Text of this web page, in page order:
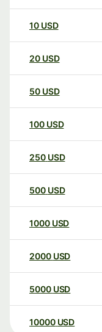
10 USD
20 USD
50 USD
100 USD
250 USD
500 USD
1000 USD
2000 USD
5000 USD
10000 USD